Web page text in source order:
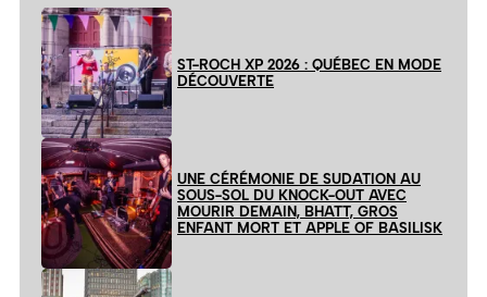
ST-ROCH XP 2026 : QUÉBEC EN MODE
DÉCOUVERTE
UNE CÉRÉMONIE DE SUDATION AU
SOUS-SOL DU KNOCK-OUT AVEC
MOURIR DEMAIN, BHATT, GROS
ENFANT MORT ET APPLE OF BASILISK